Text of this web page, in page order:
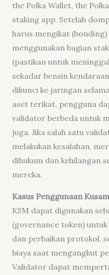
the Polka Wallet, the
staking app. Setelah
harus mengikat (bonding)
menggunakan bagian
(pastikan untuk
sekadar bensin
dikunci ke jaringan
aset terikat, pengguna
validator berbeda untuk
juga. Jika salah satu
melakukan kesalahan,
dihukum dan kehilangan
mereka.
Kasus Penggunaan
KSM dapat digunakan
(governance token)
dan perbaikan protokol,
biaya saat mengangkut
Validator dapat